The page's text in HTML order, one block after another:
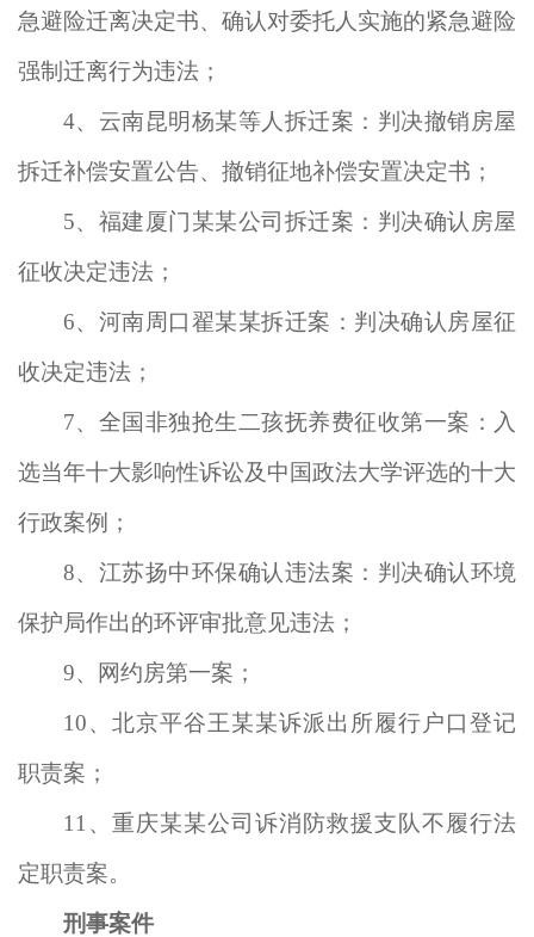
急避险迁离决定书、确认对委托人实施的紧急避险
强制迁离行为违法；
4、云南昆明杨某等人拆迁案：判决撤销房屋
拆迁补偿安置公告、撤销征地补偿安置决定书；
5、福建厦门某某公司拆迁案：判决确认房屋
征收决定违法；
6、河南周口翟某某拆迁案：判决确认房屋征
收决定违法；
7、全国非独抢生二孩抚养费征收第一案：入
选当年十大影响性诉讼及中国政法大学评选的十大
行政案例；
8、江苏扬中环保确认违法案：判决确认环境
保护局作出的环评审批意见违法；
9、网约房第一案；
10、北京平谷王某某诉派出所履行户口登记
职责案；
11、重庆某某公司诉消防救援支队不履行法
定职责案。
刑事案件